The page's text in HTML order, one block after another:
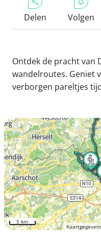
Delen Volgen
Ontdek de pracht van
wandelroutes. Geniet
verborgen pareltjes
5 km